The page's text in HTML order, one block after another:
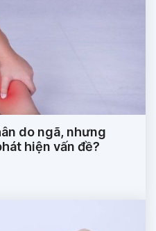
do ngã, nhưng
hiện vấn đề?